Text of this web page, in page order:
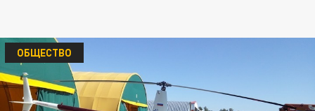
ОБЩЕСТВО